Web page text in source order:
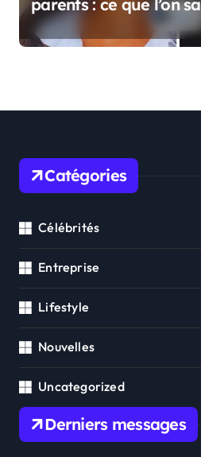
parents : ce que l’on
réellement sur ses
familiales
Catégories
Célébrités
Entreprise
Lifestyle
Nouvelles
Uncategorized
Derniers messages